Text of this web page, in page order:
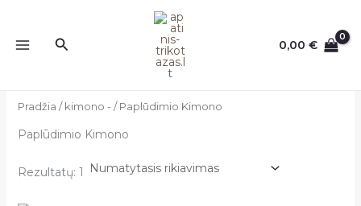
turinio
Paieška 0,00€
Pradžia / kimono - / Paplūdimio Kimono
Paplūdimio Kimono
Rezultatų: 1